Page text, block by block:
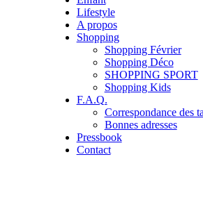
Lifestyle
A propos
Shopping
Shopping Février
Shopping Déco
SHOPPING SPORT
Shopping Kids
F.A.Q.
Correspondance des
Bonnes adresses
Pressbook
Contact